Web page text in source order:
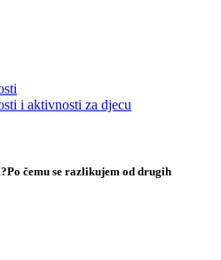
i aktivnosti za djecu
čemu se razlikujem od drugih